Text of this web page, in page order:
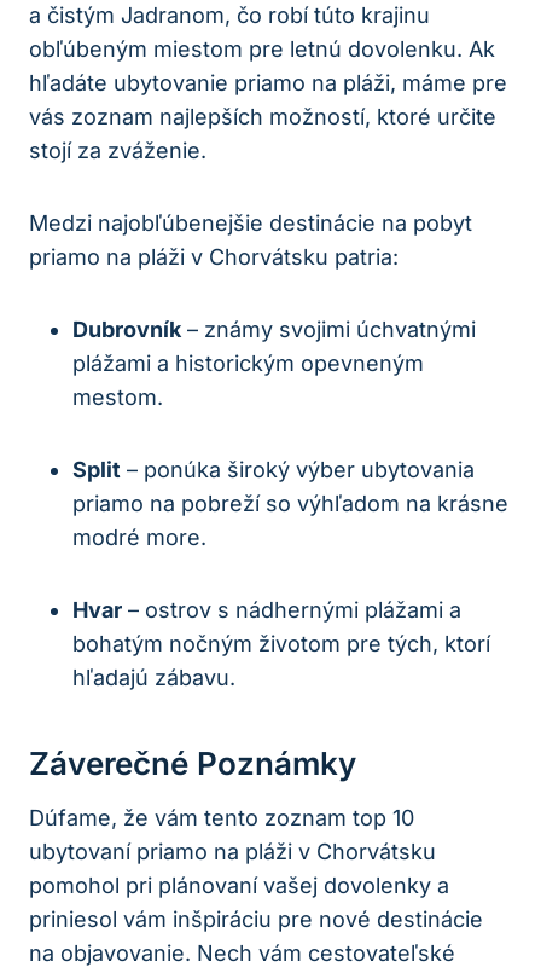
a čistým Jadranom, čo robí túto krajinu
obľúbeným miestom pre letnú dovolenku. Ak
hľadáte ubytovanie priamo na pláži, máme pre
vás zoznam najlepších možností, ktoré určite
stojí za zváženie.
Medzi najobľúbenejšie destinácie na pobyt
priamo na pláži v Chorvátsku patria:
Dubrovník – známy svojimi úchvatnými
plážami a historickým opevneným
mestom.
Split – ponúka široký výber ubytovania
priamo na pobreží so výhľadom na krásne
modré more.
Hvar – ostrov s nádhernými plážami a
bohatým nočným životom pre tých, ktorí
hľadajú zábavu.
Záverečné Poznámky
Dúfame, že vám tento zoznam top 10
ubytovaní priamo na pláži v Chorvátsku
pomohol pri plánovaní vašej dovolenky a
priniesol vám inšpiráciu pre nové destinácie
na objavovanie. Nech vám cestovateľské